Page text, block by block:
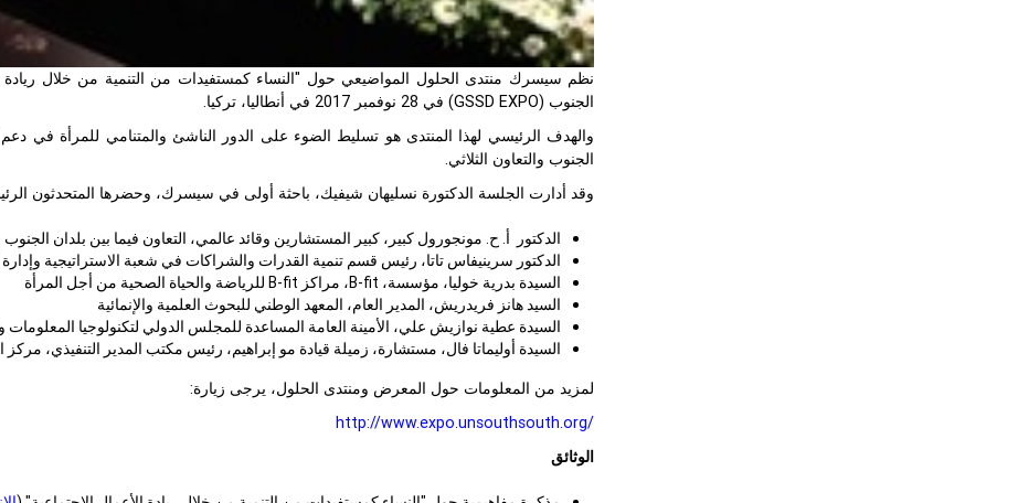
نظم سيسرك منتدى الحلول المواضيعي حول "النساء كمستفيدات من التنمية من خلال ريادة
الجنوب (GSSD EXPO) في 28 نوفمبر 2017 في أنطاليا، تركيا.
والهدف الرئيسي لهذا المنتدى هو تسليط الضوء على الدور الناشئ والمتنامي للمرأة في دعم
الجنوب والتعاون الثلاثي.
وقد أدارت الجلسة الدكتورة نسليهان شيفيك، باحثة أولى في سيسرك، وحضرها المتحدثون
الدكتور أ. ح. مونجورول كبير، كبير المستشارين وقائد عالمي، التعاون فيما بين بلدان الجنوب
الدكتور سرينيفاس تاتا، رئيس قسم تنمية القدرات والشراكات في شعبة الاستراتيجية وإدارة
السيدة بدرية خوليا، مؤسسة، B-fit، مراكز B-fit للرياضة والحياة الصحية من أجل المرأة
السيد هانز فريدريش، المدير العام، المعهد الوطني للبحوث العلمية والإنمائية
السيدة عطية نوازيش علي، الأمينة العامة المساعدة للمجلس الدولي لتكنولوجيا المعلومات
السيدة أوليماتا فال، مستشارة، زميلة قيادة مو إبراهيم، رئيس مكتب المدير التنفيذي، مركز
لمزيد من المعلومات حول المعرض ومنتدى الحلول، يرجى زيارة:
http://www.expo.unsouthsouth.org/
الوثائق